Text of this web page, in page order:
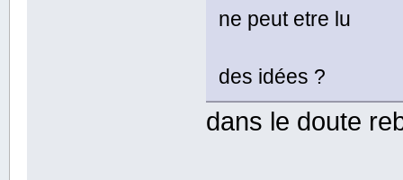
ne peut etre lu
des idées ?
dans le doute